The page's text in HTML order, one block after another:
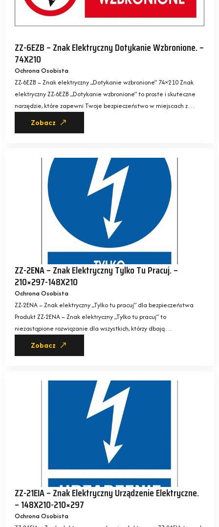
ZZ-6EZB – Znak Elektryczny Dotykanie Wzbronione. –
74X210
Ochrona Osobista
ZZ-6EZB – Znak elektryczny „Dotykanie wzbronione” 74×210 Znak
elektryczny ZZ-6EZB „Dotykanie wzbronione” to proste i skuteczne
narzędzie, które zapewni Twoje bezpieczeństwo w miejscach z…
Zobacz
ZZ-2ENA – Znak Elektryczny Tylko Tu Pracuj. –
210×297-148X210
Ochrona Osobista
ZZ-2ENA – Znak elektryczny „Tylko tu pracuj” dla bezpieczeństwa
Produkt ZZ-2ENA – Znak elektryczny „Tylko tu pracuj” to
niezastąpione rozwiązanie dla wszystkich, którzy dbają…
Zobacz
ZZ-21EIA – Znak Elektryczny Urządzenie Elektryczne.
– 148X210-210×297
Ochrona Osobista